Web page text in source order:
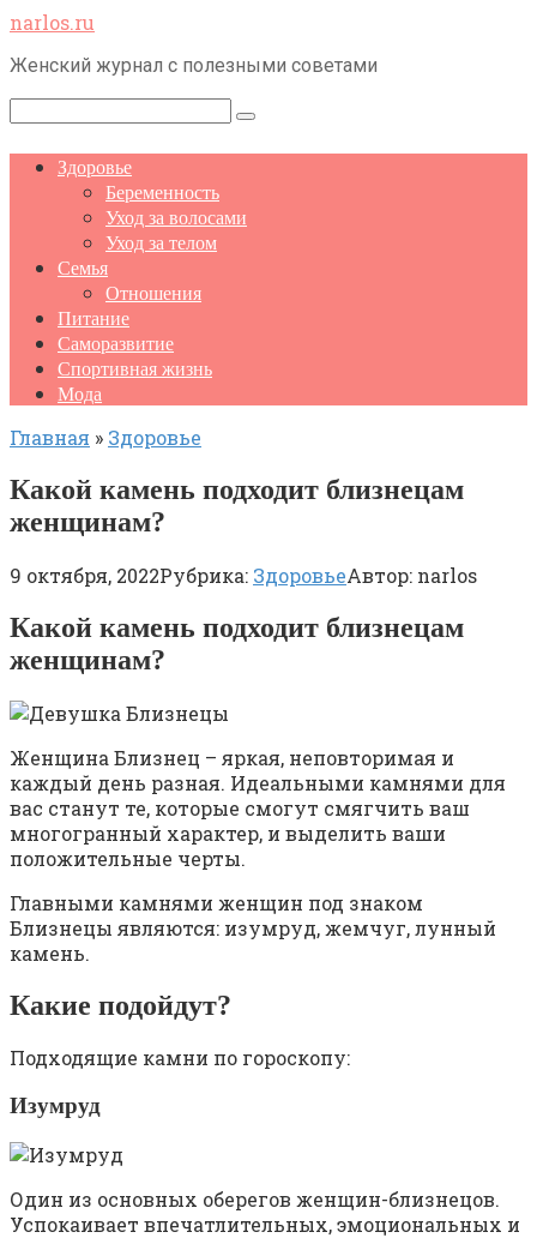
Перейти
контенту
narlos.ru
Женский журнал с полезными советами
Поиск:
Здоровье
Беременность
Уход за волосами
Уход за телом
Семья
Отношения
Питание
Саморазвитие
Спортивная жизнь
Мода
Главная » Здоровье
Какой камень подходит близнецам
женщинам?
9 октября, 2022Рубрика: ЗдоровьеАвтор: narlos
Какой камень подходит близнецам
женщинам?
Женщина Близнец – яркая, неповторимая и
каждый день разная. Идеальными камнями для
вас станут те, которые смогут смягчить ваш
многогранный характер, и выделить ваши
положительные черты.
Главными камнями женщин под знаком
Близнецы являются: изумруд, жемчуг, лунный
камень.
Какие подойдут?
Подходящие камни по гороскопу:
Изумруд
Один из основных оберегов женщин-близнецов.
Успокаивает впечатлительных, эмоциональных и